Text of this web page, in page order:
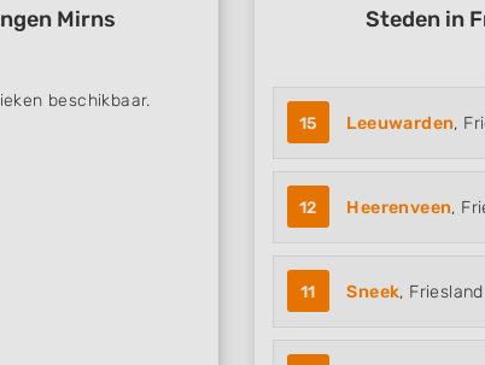
Mirns
beschikbaar.
Steden in
15 Leeuwarden,
12 Heerenveen,
11 Sneek, Friesland